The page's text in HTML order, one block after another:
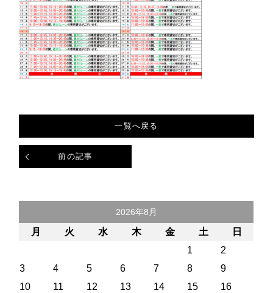
前の記事
一覧へ戻る
2026年8月
月 火 水 木 金 土
日
1
2
3
4 5 6 7 8
9
10
11 12 13 14 15
16